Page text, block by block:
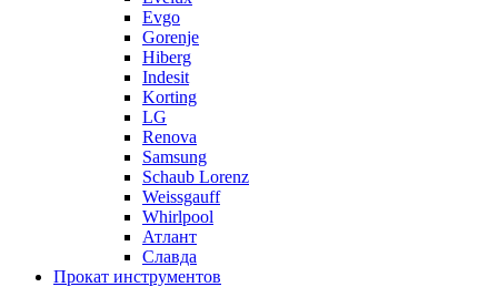
Evgo
Gorenje
Hiberg
Indesit
Korting
LG
Renova
Samsung
Schaub Lorenz
Weissgauff
Whirlpool
Атлант
Славда
Прокат инструментов